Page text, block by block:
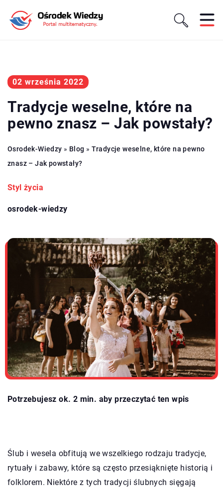
02 września 2022
Tradycje weselne, które na
pewno znasz – Jak powstały?
Osrodek-Wiedzy » Blog » Tradycje weselne, które na pewno
znasz – Jak powstały?
Styl życia
osrodek-wiedzy
Potrzebujesz ok. 2 min. aby przeczytać ten wpis
Ślub i wesela obfitują we wszelkiego rodzaju tradycje,
rytuały i zabawy, które są często przesiąknięte historią i
folklorem. Niektóre z tych tradycji ślubnych sięgają